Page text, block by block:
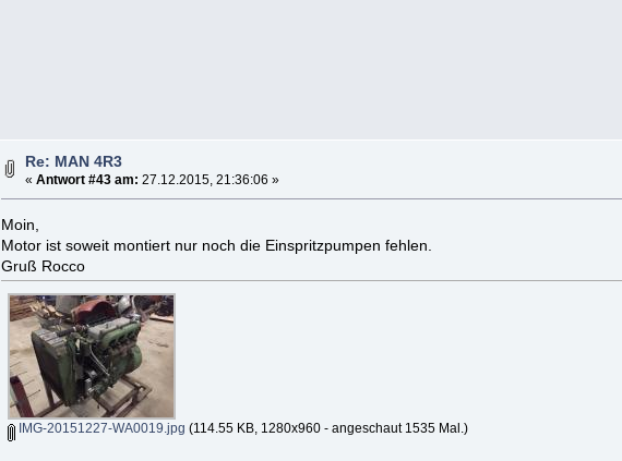
Re: MAN 4R3
« Antwort #43 am: 27.12.2015, 21:36:06 »
Moin,
Motor ist soweit montiert nur noch die Einspritzpumpen fehlen.
Gruß Rocco
IMG-20151227-WA0019.jpg (114.55 KB, 1280x960 - angeschaut 1535 Mal.)